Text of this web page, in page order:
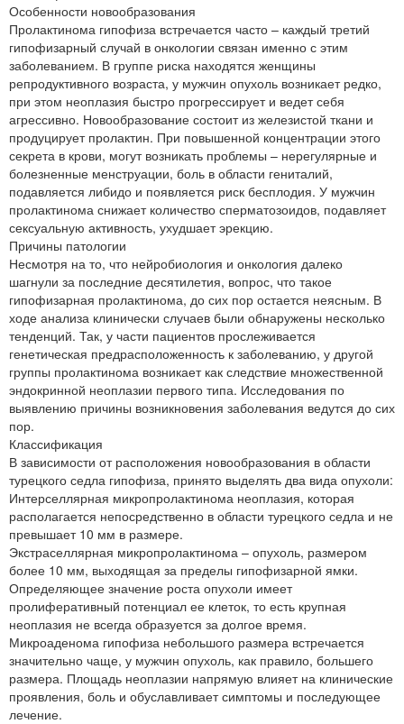
Особенности новообразования
Пролактинома гипофиза встречается часто – каждый третий
гипофизарный случай в онкологии связан именно с этим
заболеванием. В группе риска находятся женщины
репродуктивного возраста, у мужчин опухоль возникает редко,
при этом неоплазия быстро прогрессирует и ведет себя
агрессивно. Новообразование состоит из железистой ткани и
продуцирует пролактин. При повышенной концентрации этого
секрета в крови, могут возникать проблемы – нерегулярные и
болезненные менструации, боль в области гениталий,
подавляется либидо и появляется риск бесплодия. У мужчин
пролактинома снижает количество сперматозоидов, подавляет
сексуальную активность, ухудшает эрекцию.
Причины патологии
Несмотря на то, что нейробиология и онкология далеко
шагнули за последние десятилетия, вопрос, что такое
гипофизарная пролактинома, до сих пор остается неясным. В
ходе анализа клинически случаев были обнаружены несколько
тенденций. Так, у части пациентов прослеживается
генетическая предрасположенность к заболеванию, у другой
группы пролактинома возникает как следствие множественной
эндокринной неоплазии первого типа. Исследования по
выявлению причины возникновения заболевания ведутся до сих
пор.
Классификация
В зависимости от расположения новообразования в области
турецкого седла гипофиза, принято выделять два вида опухоли:
Интерселлярная микропролактинома неоплазия, которая
располагается непосредственно в области турецкого седла и не
превышает 10 мм в размере.
Экстраселлярная микропролактинома – опухоль, размером
более 10 мм, выходящая за пределы гипофизарной ямки.
Определяющее значение роста опухоли имеет
пролиферативный потенциал ее клеток, то есть крупная
неоплазия не всегда образуется за долгое время.
Микроаденома гипофиза небольшого размера встречается
значительно чаще, у мужчин опухоль, как правило, большего
размера. Площадь неоплазии напрямую влияет на клинические
проявления, боль и обуславливает симптомы и последующее
лечение.